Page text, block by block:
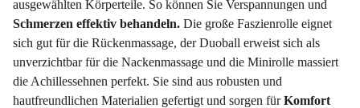
ausgewählten Körperteile. So können Sie Verspannungen und
Schmerzen effektiv behandeln. Die große Faszienrolle eignet
sich gut für die Rückenmassage, der Duoball erweist sich als
unverzichtbar für die Nackenmassage und die Minirolle massiert
die Achillessehnen perfekt. Sie sind aus robusten und
hautfreundlichen Materialien gefertigt und sorgen fürKomfort